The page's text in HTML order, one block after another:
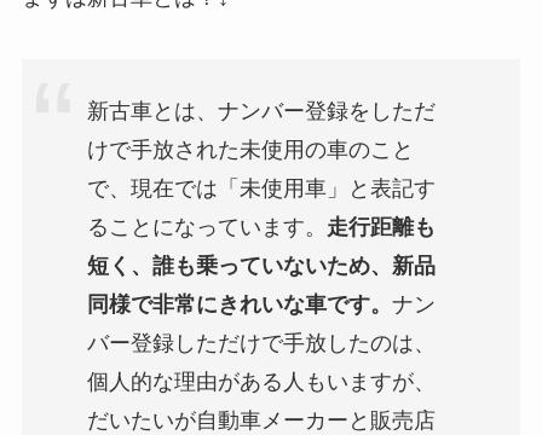
新古車とは、ナンバー登録をしただ
けで手放された未使用の車のこと
で、現在では「未使用車」と表記す
ることになっています。 走行距離も
短く、誰も乗っていないため、新品
同様で非常にきれいな車です。 ナン
バー登録しただけで手放したのは、
個人的な理由がある人もいますが、
だいたいが自動車メーカーと販売店